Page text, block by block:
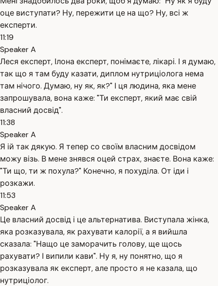
оце виступати? Ну, пережити це на що? Ну, всі ж
експерти.
11:19
Speaker A
Леся експерт, Ілона експерт, понімаєте, лікарі. І я думаю,
так що я там буду казати, диплом нутриціолога нема
там нічого. Думаю, ну як, як?" І ця людина, яка мене
запрошувала, вона каже: "Ти експерт, який має свій
власний досвід".
11:38
Speaker A
Я ій так дякую. Я тепер со своїм власним досвідом
можу візь. В мене знявся оцей страх, знаєте. Вона каже:
"Ти що, ти ж похула?" Конечно, я похуділа. От іди і
розкажи.
11:53
Speaker A
Це власний досвід і це альтернатива. Виступала жінка,
яка розказувала, як рахувати калорії, а я вийшла
сказала: "Нащо це заморачить голову, ще щось
рахувати? І випили кави". Ну я, ну понятно, що я
розказувала як експерт, але просто я не казала, що
нутриціолог.